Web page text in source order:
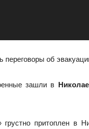
переговоры об
зашли в
грустно притоплен